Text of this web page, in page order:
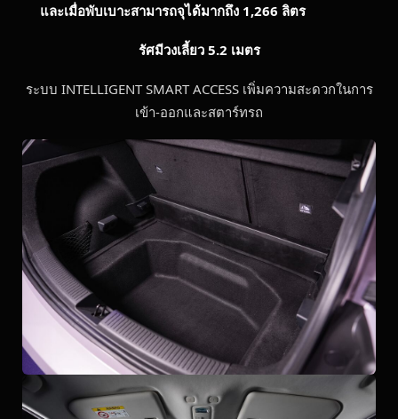
และเมื่อพับเบาะสามารถจุได้มากถึง 1,266 ลิตร
รัศมีวงเลี้ยว 5.2 เมตร
ระบบ INTELLIGENT SMART ACCESS เพิ่มความสะดวกในการ
เข้า-ออกและสตาร์ทรถ